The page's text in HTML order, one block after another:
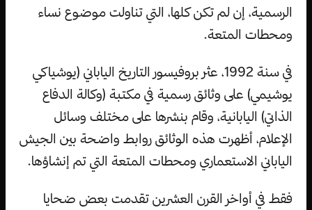
الرسمية، إن لم تكن كلها، التي تناولت موضوع نساء
ومحطات المتعة.
في سنة 1992، عثر بروفيسور التاريخ الياباني (يوشياكي
يوشيمي) على وثائق رسمية في مكتبة (وكالة الدفاع
الذاتي) اليابانية، وقام بنشرها على مختلف وسائل
الإعلام، أظهرت هذه الوثائق روابط واضحة بين الجيش
الياباني الاستعماري ومحطات المتعة التي تم إنشاؤها.
فقط في أواخر القرن العشرين تقدمت بعض ضحايا